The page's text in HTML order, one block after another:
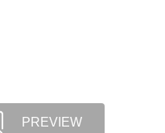
PREVIEW